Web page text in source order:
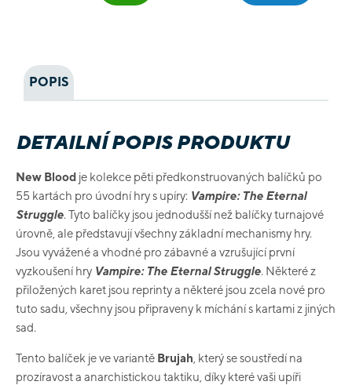
POPIS
DETAILNÍ POPIS PRODUKTU
New Blood je kolekce pěti předkonstruovaných balíčků po
55 kartách pro úvodní hry s upíry: Vampire: The Eternal
Struggle. Tyto balíčky jsou jednodušší než balíčky turnajové
úrovně, ale představují všechny základní mechanismy hry.
Jsou vyvážené a vhodné pro zábavné a vzrušující první
vyzkoušení hry Vampire: The Eternal Struggle. Některé z
přiložených karet jsou reprinty a některé jsou zcela nové pro
tuto sadu, všechny jsou připraveny k míchání s kartami z jiných
sad.
Tento balíček je ve variantě Brujah , který se soustředí na
prozíravost a anarchistickou taktiku, díky které vaši upíři